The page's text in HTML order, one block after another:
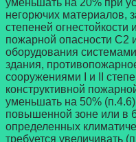
негорючих материалов,
степеней огнестойкости
пожарной опасности С2
оборудования
здания,
сооружениями I и II
конструктивной
уменьшать на 50%
повышенной зоне или в
определенных
требуется увеличивать